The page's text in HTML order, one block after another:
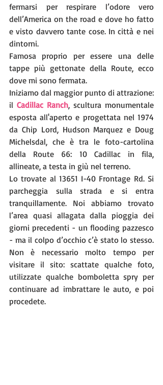
fermarsi per respirare l’odore vero
dell’America on the road e dove ho fatto
e visto davvero tante cose. In città e nei
dintorni.
Famosa proprio per essere una delle
tappe più gettonate della Route, ecco
dove mi sono fermata.
Iniziamo dal maggior punto di attrazione:
il Cadillac Ranch, scultura monumentale
esposta all'aperto e progettata nel 1974
da Chip Lord, Hudson Marquez e Doug
Michelsdal, che è tra le foto-cartolina
della Route 66: 10 Cadillac in fila,
allineate, a testa in giù nel terreno.
Lo trovate al 13651 I-40 Frontage Rd. Si
parcheggia sulla strada e si entra
tranquillamente. Noi abbiamo trovato
l’area quasi allagata dalla pioggia dei
giorni precedenti - un flooding pazzesco
- ma il colpo d’occhio c’è stato lo stesso.
Non è necessario molto tempo per
visitare il sito: scattate qualche foto,
utilizzate qualche bomboletta spry per
continuare ad imbrattare le auto, e poi
procedete.